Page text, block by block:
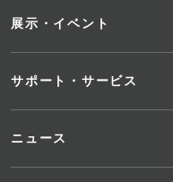
ュ
ー
展示・イベント
サポート・サービス
ニュース